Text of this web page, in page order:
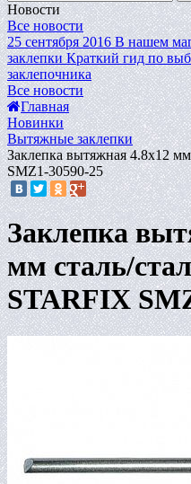
Новости
Все новости
25 сентября 2016 В нашем
заклепки Краткий гид по
заклепочника
Все новости
Главная
Новинки
Вытяжные заклепки
Заклепка вытяжная 4.8х12
SMZ1-30590-25
Заклепка
мм сталь/
STARFIX